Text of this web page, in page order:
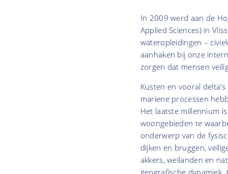
In 2009 werd aan de
Applied Sciences) in
wateropleidingen –
aanhaken bij onze
zorgen dat mensen
Kusten en vooral
mariene processen
Het laatste millennium
woongebieden te
onderwerp van de
dijken en bruggen,
akkers, weilanden en
geografische